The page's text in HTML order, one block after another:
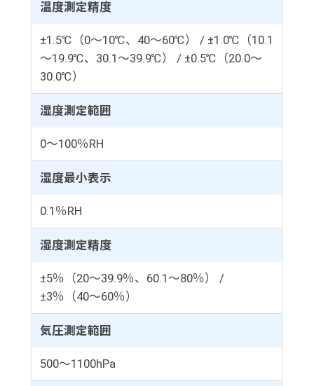
温度測定精度
±1.5℃（0～10℃、40～60℃） / ±1.0℃（10.1
～19.9℃、30.1～39.9℃） / ±0.5℃（20.0～
30.0℃）
湿度測定範囲
0～100％RH
湿度最小表示
0.1％RH
湿度測定精度
±5％（20～39.9％、60.1～80％） /
±3％（40～60％）
気圧測定範囲
500～1100hPa